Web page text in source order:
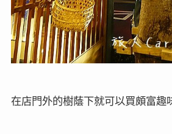
在店門外的樹蔭下就可以買頗富趣